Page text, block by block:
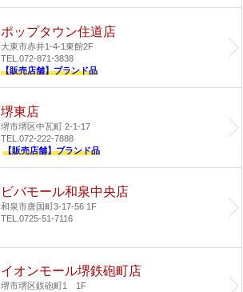
ポップタウン住道店
大東市赤井1-4-1 東館2F
TEL.072-871-3838
【販売店舗】ブランド品
堺東店
堺市堺区中瓦町 2-1-17
TEL.072-222-7888
【販売店舗】ブランド品
ビバモール和泉中央店
和泉市唐国町3-17-56 1F
TEL.0725-51-7116
イオンモール堺鉄砲町店
堺市堺区鉄砲町1 1F